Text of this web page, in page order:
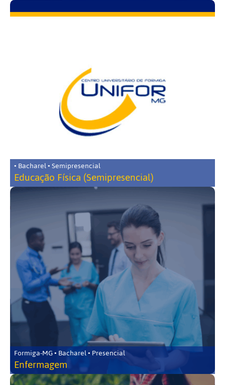
• Bacharel • Semipresencial
Educação Física (Semipresencial)
Formiga-MG • Bacharel • Presencial
Enfermagem